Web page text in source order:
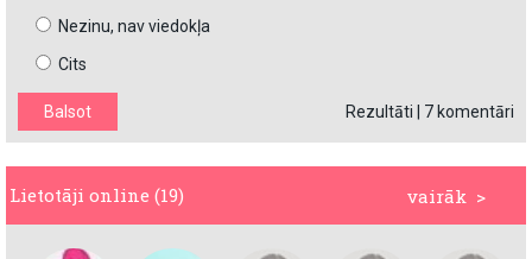
Nezinu, nav viedokļa
Cits
Rezultāti 7 komentāri
vairāk >
Lietotāji online (19)